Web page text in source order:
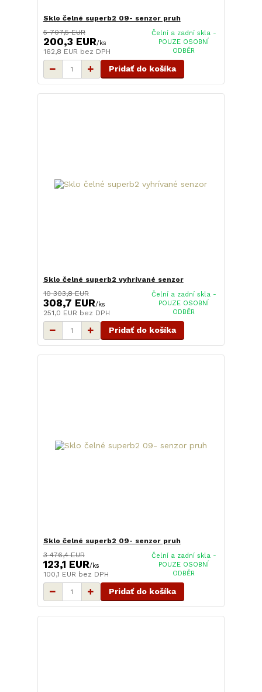
Sklo čelné superb2 09- senzor pruh
5 707,5 EUR
200,3 EUR/ks
162,8 EUR bez DPH
Čelní a zadní skla -
POUZE OSOBNÍ
ODBĚR
Pridať do košíka
Sklo čelné superb2 vyhrívané senzor
10 303,8 EUR
308,7 EUR/ks
251,0 EUR bez DPH
Čelní a zadní skla -
POUZE OSOBNÍ
ODBĚR
Pridať do košíka
Sklo čelné superb2 09- senzor pruh
3 476,4 EUR
123,1 EUR/ks
100,1 EUR bez DPH
Čelní a zadní skla -
POUZE OSOBNÍ
ODBĚR
Pridať do košíka